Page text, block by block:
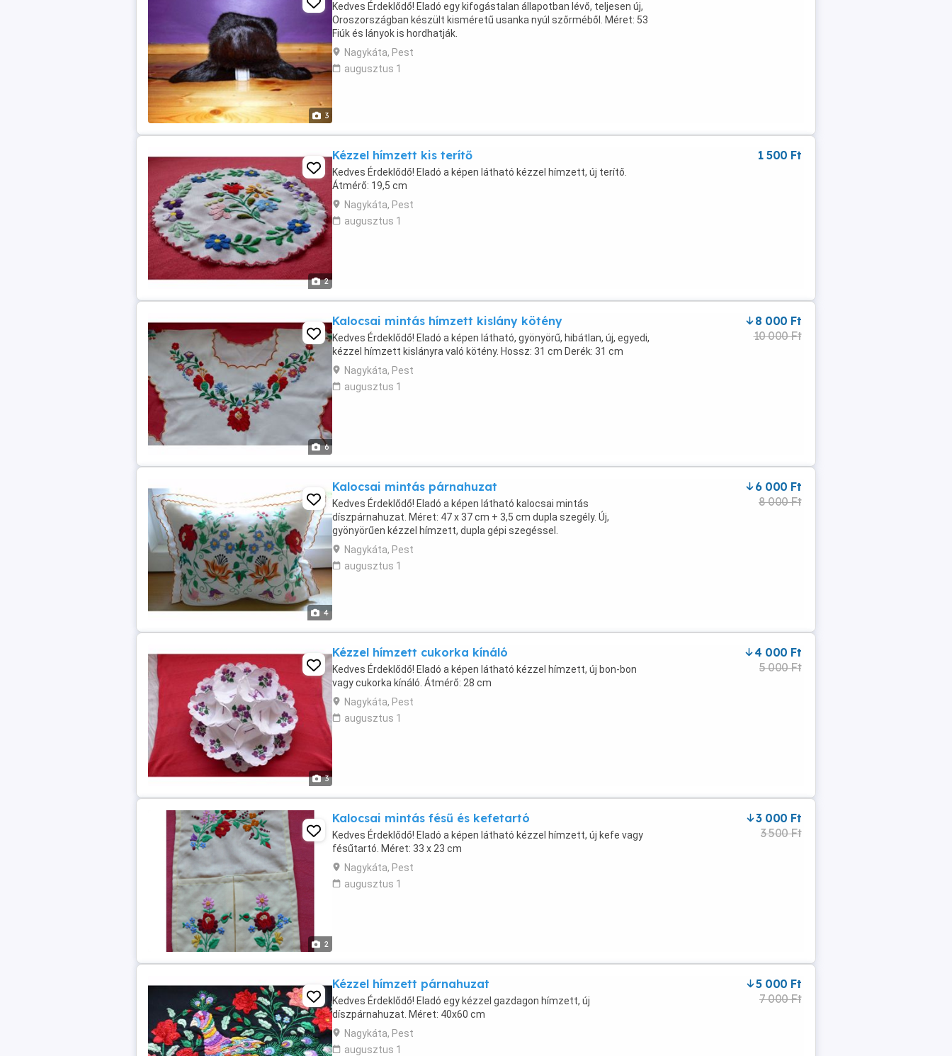
3
Kedves Érdeklődő! Eladó egy kifogástalan állapotban lévő, teljesen új,
Oroszországban készült kisméretű usanka nyúl szőrméből. Méret: 53
Fiúk és lányok is hordhatják.
Nagykáta, Pest
augusztus 1
2
Kézzel hímzett kis terítő
Kedves Érdeklődő! Eladó a képen látható kézzel hímzett, új terítő.
Átmérő: 19,5 cm
Nagykáta, Pest
augusztus 1
1 500 Ft
6
Kalocsai mintás hímzett kislány kötény
Kedves Érdeklődő! Eladó a képen látható, gyönyörű, hibátlan, új, egyedi,
kézzel hímzett kislányra való kötény. Hossz: 31 cm Derék: 31 cm
Nagykáta, Pest
augusztus 1
8 000 Ft
10 000 Ft
4
Kalocsai mintás párnahuzat
Kedves Érdeklődő! Eladó a képen látható kalocsai mintás
díszpárnahuzat. Méret: 47 x 37 cm + 3,5 cm dupla szegély. Új,
gyönyörűen kézzel hímzett, dupla gépi szegéssel.
Nagykáta, Pest
augusztus 1
6 000 Ft
8 000 Ft
3
Kézzel hímzett cukorka kínáló
Kedves Érdeklődő! Eladó a képen látható kézzel hímzett, új bon-bon
vagy cukorka kínáló. Átmérő: 28 cm
Nagykáta, Pest
augusztus 1
4 000 Ft
5 000 Ft
2
Kalocsai mintás fésű és kefetartó
Kedves Érdeklődő! Eladó a képen látható kézzel hímzett, új kefe vagy
fésűtartó. Méret: 33 x 23 cm
Nagykáta, Pest
augusztus 1
3 000 Ft
3 500 Ft
Kézzel hímzett párnahuzat
Kedves Érdeklődő! Eladó egy kézzel gazdagon hímzett, új
díszpárnahuzat. Méret: 40x60 cm
Nagykáta, Pest
augusztus 1
5 000 Ft
7 000 Ft